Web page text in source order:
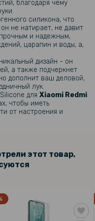
with Glass для Xiaomi
with Glass для Xiaomi
Redmi Watch 3
благодаря чему
силикона, что
не натирает, не давит
и надежным,
царапин и воды, а,
дизайн - он
а также подчеркнет
дополнит ваш деловой,
лук.
для Xiaomi Redmi
чтобы иметь
от настроения и
этот товар,